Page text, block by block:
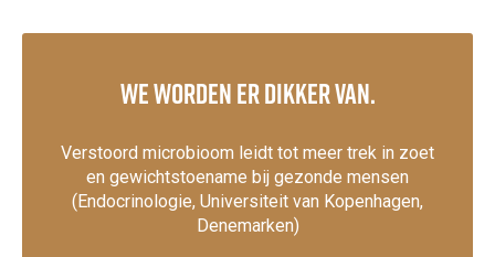
We worden er dikker van.
Verstoord microbioom leidt tot meer trek in zoet
en gewichtstoename bij gezonde mensen
(Endocrinologie, Universiteit van Kopenhagen,
Denemarken)